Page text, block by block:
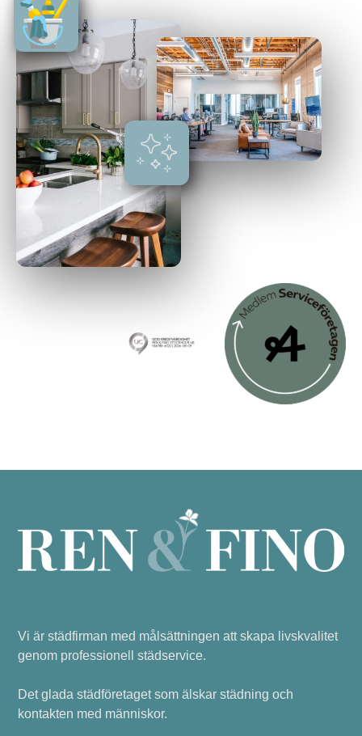
Vi är städfirman med målsättningen att skapa livskvalitet
genom professionell städservice.
Det glada städföretaget som älskar städning och
kontakten med människor.